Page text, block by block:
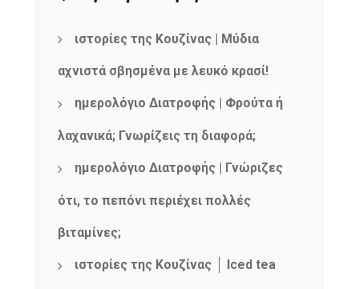
ιστορίες της Κουζίνας | Μύδια
αχνιστά σβησμένα με λευκό κρασί!
ημερολόγιο Διατροφής | Φρούτα ή
λαχανικά; Γνωρίζεις τη διαφορά;
ημερολόγιο Διατροφής | Γνώριζες
ότι, το πεπόνι περιέχει πολλές
βιταμίνες;
ιστορίες της Κουζίνας │ Iced tea